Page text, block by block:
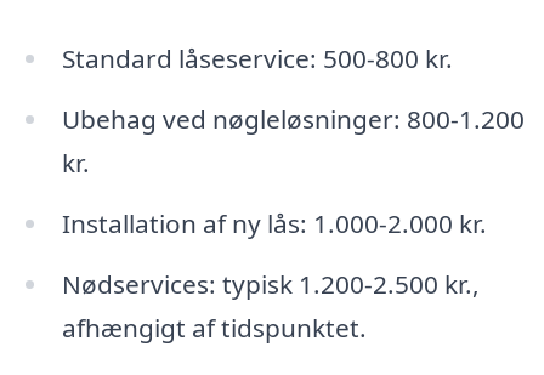
Standard låseservice: 500-800 kr.
Ubehag ved nøgleløsninger: 800-1.200
kr.
Installation af ny lås: 1.000-2.000 kr.
Nødservices: typisk 1.200-2.500 kr.,
afhængigt af tidspunktet.